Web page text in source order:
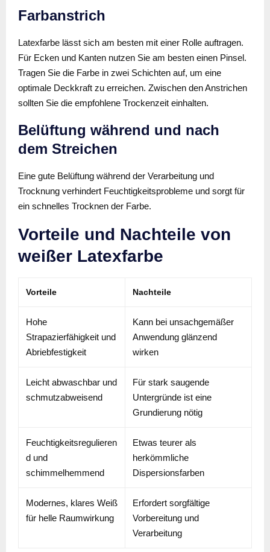
Farbanstrich
Latexfarbe lässt sich am besten mit einer Rolle auftragen.
Für Ecken und Kanten nutzen Sie am besten einen Pinsel.
Tragen Sie die Farbe in zwei Schichten auf, um eine
optimale Deckkraft zu erreichen. Zwischen den Anstrichen
sollten Sie die empfohlene Trockenzeit einhalten.
Belüftung während und nach
dem Streichen
Eine gute Belüftung während der Verarbeitung und
Trocknung verhindert Feuchtigkeitsprobleme und sorgt für
ein schnelles Trocknen der Farbe.
Vorteile und Nachteile von
weißer Latexfarbe
Vorteile Nachteile
Hohe
Strapazierfähigkeit und
Abriebfestigkeit
Kann bei unsachgemäßer
Anwendung glänzend
wirken
Leicht abwaschbar und
schmutzabweisend
Für stark saugende
Untergründe ist eine
Grundierung nötig
Feuchtigkeitsregulieren
d und
schimmelhemmend
Etwas teurer als
herkömmliche
Dispersionsfarben
Modernes, klares Weiß
für helle Raumwirkung
Erfordert sorgfältige
Vorbereitung und
Verarbeitung